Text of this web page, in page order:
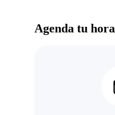
Agenda tu hora